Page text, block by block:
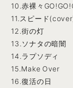
10.赤裸々
11.スピード
12.街の灯
13.ソナタの暗闇
14.ラプソディ
15.Make Over
16.復活の日